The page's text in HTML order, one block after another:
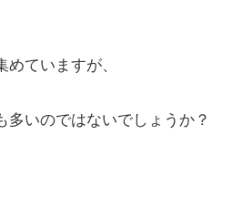
ていますが、
多いのではないでしょうか？